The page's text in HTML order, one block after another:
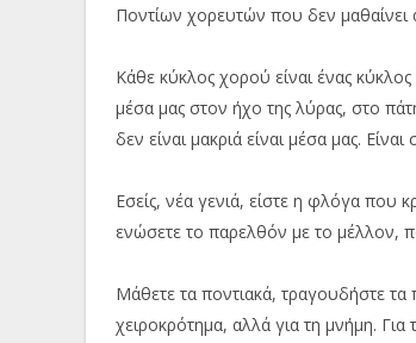
Ποντίων χορευτών που δεν μαθαίνει
Κάθε κύκλος χορού είναι ένας
μέσα μας στον ήχο της λύρας, στο
δεν είναι μακριά είναι μέσα μας.
Εσείς, νέα γενιά, είστε η φλόγα που
ενώσετε το παρελθόν με το μέλλον,
Μάθετε τα ποντιακά, τραγουδήστε
χειροκρότημα, αλλά για τη μνήμη.